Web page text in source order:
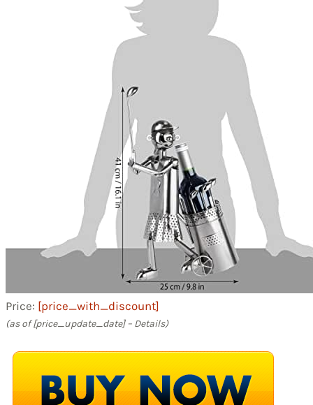
Price: [price_with_discount]
(as of [price_update_date] – Details)